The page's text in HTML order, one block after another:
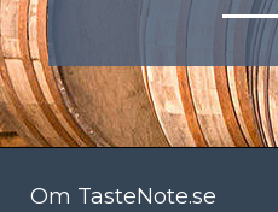
Om TasteNote.se